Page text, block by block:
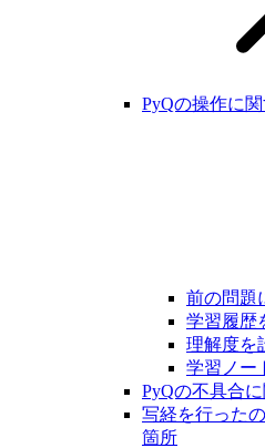
PyQの操作に
前の問題
学習履歴
理解度を
学習ノー
PyQの不具合
写経を行った
箇所